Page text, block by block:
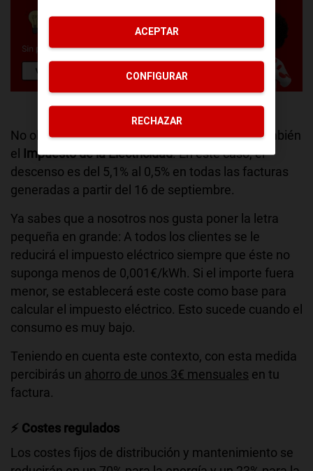
No obstante, el Gobierno ha decidido atacar también
el
Impuesto de la Electricidad. En este caso, el
descenso es del 5,1% al 0,5% en todas las facturas
generadas a partir del 16 de septiembre.
Ya sabes que a nosotros nos gusta poner la letra
pequeña en grande: A todos los clientes se le
reducirá el impuesto eléctrico siempre que éste no
suponga menos de 0,001€/kWh. Si el importe fuera
menor, se establecerá este coste como base para
calcular el impuesto eléctrico. Esto sucede cuando el
consumo es muy bajo.
Teniendo en cuenta este contexto, con esta medida
percibirás un ahorro de unos 3€ mensuales en tu
factura.
⚡ Costes regulados
Los costes fijos de distribución y mantenimiento se
RECHAZAR
ACEPTAR
CONFIGURAR